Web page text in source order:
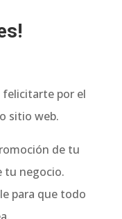
felicitarte por el
sitio web.
de tu
tu negocio.
para que todo